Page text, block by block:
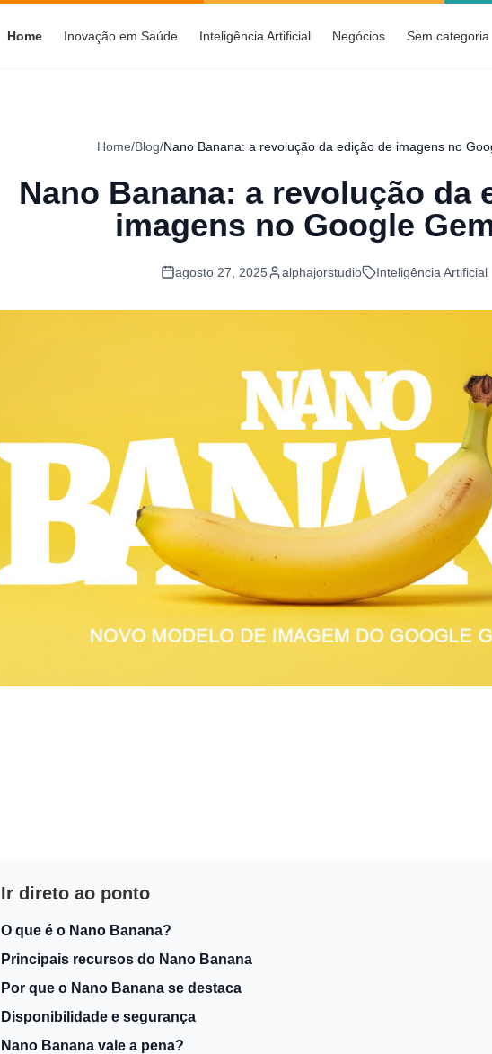
Home Inovação em Saúde Inteligência Artificial Negócios Sem categoria
Home/Blog/Nano Banana: a revolução da edição de imagens no
Nano Banana: a revolução da
imagens no Google
agosto 27, 2025 alphajorstudio Inteligência Artificial
Ir direto ao ponto
O que é o Nano Banana?
Principais recursos do Nano Banana
Por que o Nano Banana se destaca
Disponibilidade e segurança
Nano Banana vale a pena?